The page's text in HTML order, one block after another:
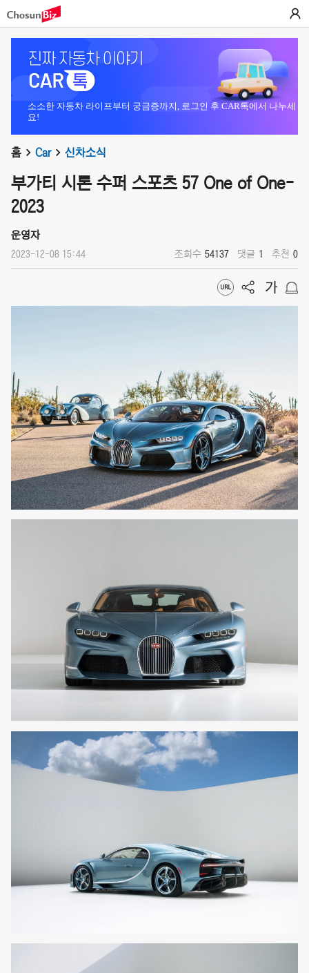
소소한 자동차 라이프부터 궁금증까지, 로그인 후 CAR톡에서 나누세
요!
홈 Car 신차소식
부가티 시론 수퍼 스포츠 57 One of One-
2023
운영자
2023-12-08 15:44 조회수 54137 댓글 1 추천 0